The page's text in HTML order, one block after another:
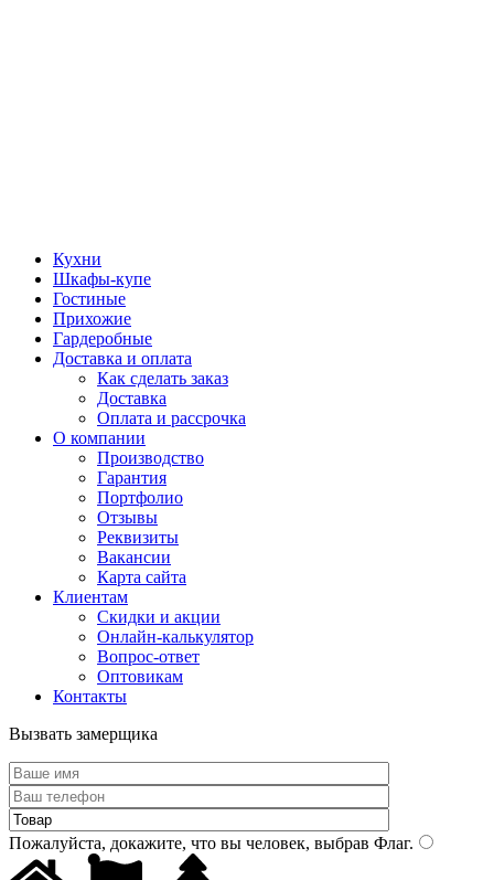
Кухни
Шкафы-купе
Гостиные
Прихожие
Гардеробные
Доставка и оплата
Как сделать заказ
Доставка
Оплата и рассрочка
О компании
Производство
Гарантия
Портфолио
Отзывы
Реквизиты
Вакансии
Карта сайта
Клиентам
Скидки и акции
Онлайн-калькулятор
Вопрос-ответ
Оптовикам
Контакты
Вызвать замерщика
Пожалуйста, докажите, что вы человек, выбрав Флаг.